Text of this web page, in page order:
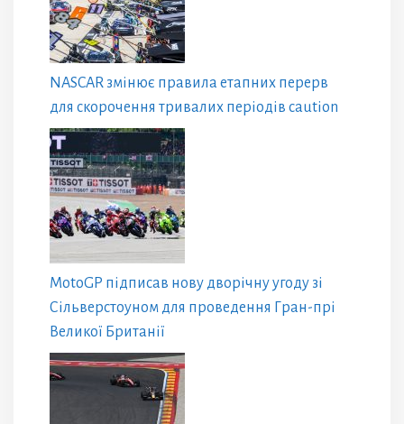
NASCAR змінює правила етапних перерв
для скорочення тривалих періодів caution
MotoGP підписав нову дворічну угоду зі
Сільверстоуном для проведення Гран-прі
Великої Британії